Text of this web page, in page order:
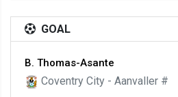
GOAL
B. Thomas-Asante
Coventry City - Aanvaller #